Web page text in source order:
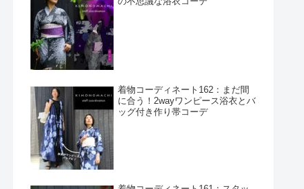
着物コーディネート162：まだ間
に合う！2wayワンピース浴衣とバ
ッグ付き作り帯コーデ